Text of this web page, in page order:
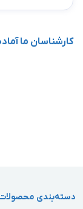
کارشناسان ما
دسته‌بندی